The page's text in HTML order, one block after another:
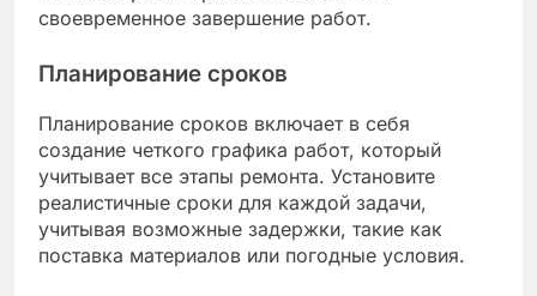
своевременное завершение работ.
Планирование сроков
Планирование сроков включает в себя
создание четкого графика работ, который
учитывает все этапы ремонта. Установите
реалистичные сроки для каждой задачи,
учитывая возможные задержки, такие как
поставка материалов или погодные условия.